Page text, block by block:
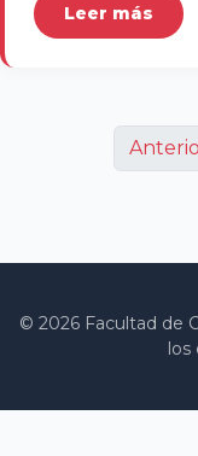
Leer más
© 2026 Facultad de
los